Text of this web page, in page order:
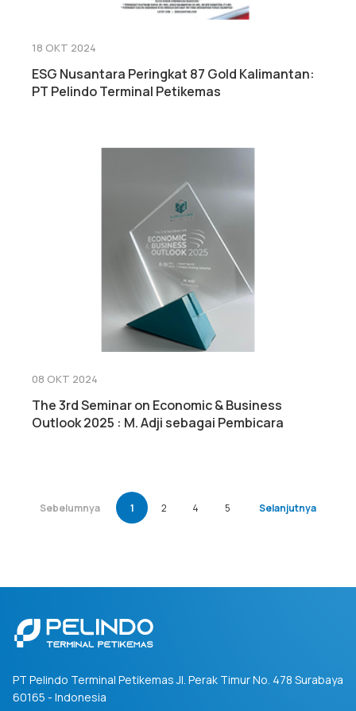
18 OKT 2024
ESG Nusantara Peringkat 87 Gold Kalimantan:
PT Pelindo Terminal Petikemas
08 OKT 2024
The 3rd Seminar on Economic & Business
Outlook 2025 : M. Adji sebagai Pembicara
Sebelumnya 1 2 4 5 Selanjutnya
PT Pelindo Terminal PetikemasJl. Perak Timur No. 478 Surabaya
60165 - Indonesia